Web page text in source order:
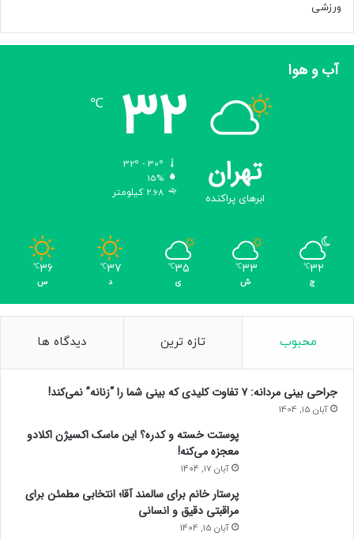
ب
ه
و
ورزشی
آب و هوا
تهران
ابرهای پراکنده
32
℃
15%
2.68 کیلومتر
32
℃
ج
33
℃
ش
35
℃
ی
37
℃
د
36
℃
س
محبوب تازه ترین دیدگاه ها
جراحی بینی مردانه: ۷ تفاوت کلیدی که بینی شما را “زنانه” نمی‌کند!
آبان 15, 1404
پوستت خسته و کدره؟ این ماسک اکسیژن اکلادو
معجزه می‌کنه!
آبان 17, 1404
پرستار خانم برای سالمند آقا؛ انتخابی مطمئن برای
مراقبتی دقیق و انسانی
آبان 15, 1404